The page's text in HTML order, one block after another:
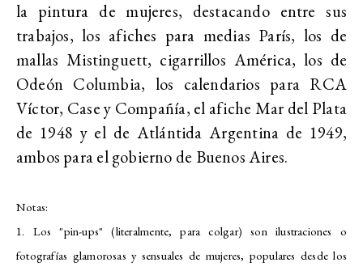
la pintura de mujeres, destacando entre sus
trabajos, los afiches para medias París, los de
mallas Mistinguett, cigarrillos América, los de
Odeón Columbia, los calendarios para RCA
Víctor, Case y Compañía, el afiche Mar del Plata
de 1948 y el de Atlántida Argentina de 1949,
ambos para el gobierno de Buenos Aires.
Notas:
1. Los "pin-ups" (literalmente, para colgar) son ilustraciones o
fotografías glamorosas y sensuales de mujeres, populares desde los